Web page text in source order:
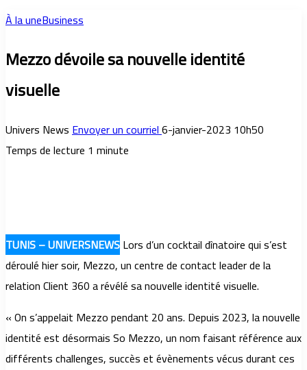
À la uneBusiness
Mezzo dévoile sa nouvelle identité
visuelle
Univers NewsEnvoyer un courriel6-janvier-2023 10h50
Temps de lecture 1 minute
TUNIS – UNIVERSNEWSLors d’un cocktail dînatoire qui s’est
déroulé hier soir, Mezzo, un centre de contact leader de la
relation Client 360 a révélé sa nouvelle identité visuelle.
« On s’appelait Mezzo pendant 20 ans. Depuis 2023, la nouvelle
identité est désormais So Mezzo, un nom faisant référence aux
différents challenges, succès et évènements vécus durant ces